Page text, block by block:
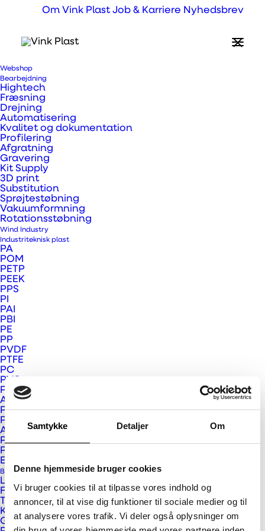
Samtykke Detaljer Om
Denne hjemmeside bruger cookies
Vi bruger cookies til at tilpasse vores indhold og
annoncer, til at vise dig funktioner til sociale medier og til
at analysere vores trafik. Vi deler også oplysninger om
Om Vink Plast Job & Karriere Nyhedsbrev
Webshop
Bearbejdning
Hightech
Fræsning
Drejning
Automatisering
Kvalitet og dokumentation
Profilering
Afgratning
Gravering
Kit Supply
3D print
Substitution
Sprøjtestøbning
Vakuumformning
Rotationsstøbning
Wind Industry
Industriteknisk plast
PA
POM
PETP
PEEK
PPS
PI
PAI
PBI
PE
PP
PVDF
PTFE
PC
PVC
PMMA
APET og PETG
PSU, PPSU og PEI
PS
ABS
PUR
Plastkompositter
Eurograte GRP riste og profiler
Bygge- og Interiør Plast
Larson og Larcore
Fundermax
Trespa
Kerrock
Gallina PC facadeplader
Hvad er LEXAN™
F2000 plader?
LEXAN™ F2000 brandhæmmende plader til
tekniske anvendelser som sætter store krav
til brandsikkerhed.
Vink Plast ApS
Kristrup Engvej 9